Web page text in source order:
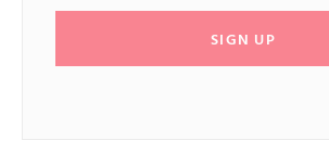
SIGN UP